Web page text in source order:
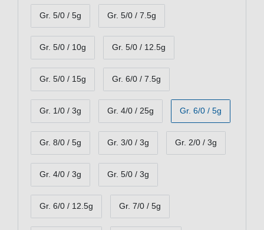
Gr. 5/0 / 5g Gr. 5/0 / 7.5g
Gr. 5/0 / 10g Gr. 5/0 / 12.5g
Gr. 5/0 / 15g Gr. 6/0 / 7.5g
Gr. 1/0 / 3g Gr. 4/0 / 25g Gr. 6/0 / 5g
Gr. 8/0 / 5g Gr. 3/0 / 3g Gr. 2/0 / 3g
Gr. 4/0 / 3g Gr. 5/0 / 3g
Gr. 6/0 / 12.5g Gr. 7/0 / 5g